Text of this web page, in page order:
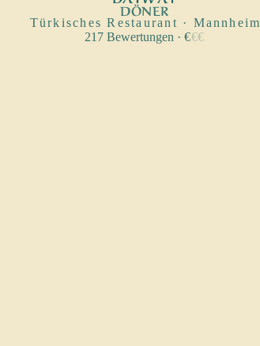
DÖNER
Türkisches Restaurant · Mannheim
217 Bewertungen ·€€€